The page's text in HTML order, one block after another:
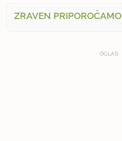
ZRAVEN PRIPOROČAMO
OGLAS